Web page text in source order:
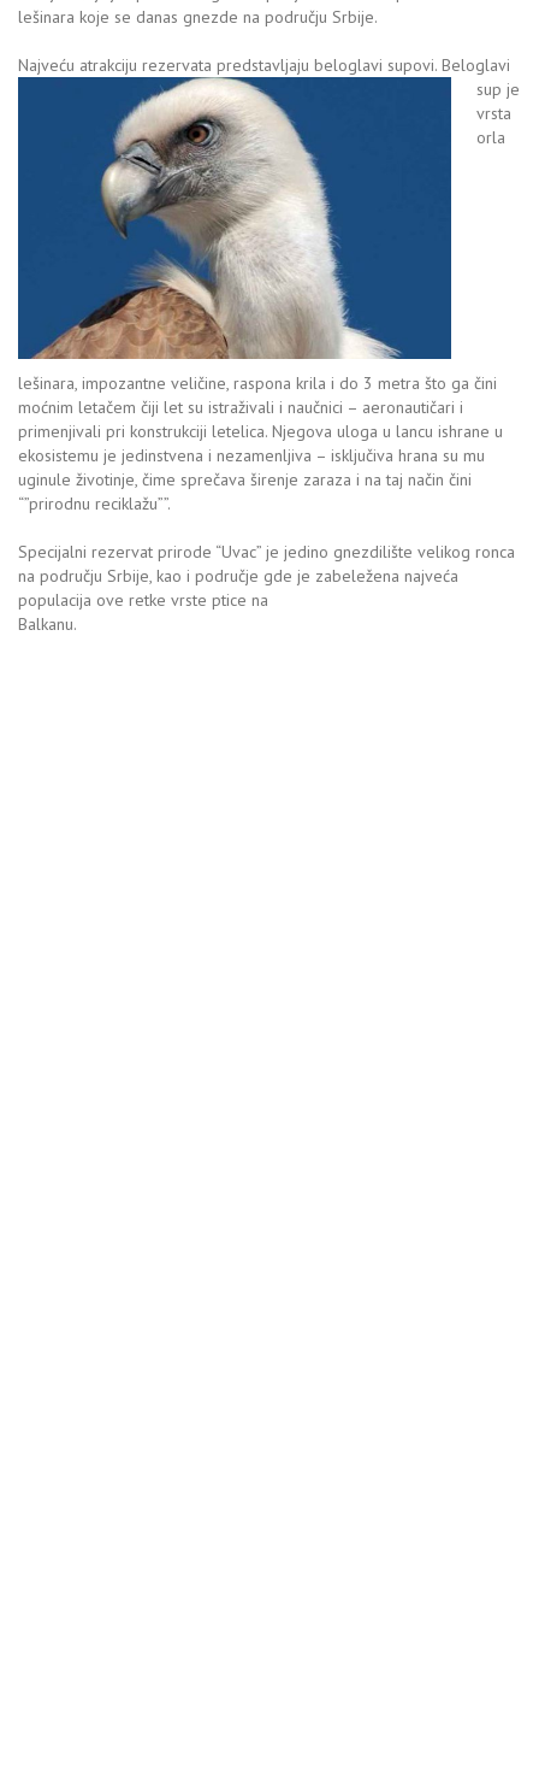
lešinara koje se danas gnezde na području Srbije.
Najveću atrakciju rezervata predstavljaju beloglavi supovi. Beloglavi
sup je
vrsta
orla
lešinara, impozantne veličine, raspona krila i do 3 metra što ga čini
moćnim letačem čiji let su istraživali i naučnici – aeronautičari i
primenjivali pri konstrukciji letelica. Njegova uloga u lancu ishrane u
ekosistemu je jedinstvena i nezamenljiva – isključiva hrana su mu
uginule životinje, čime sprečava širenje zaraza i na taj način čini
“”prirodnu reciklažu””.
Specijalni rezervat prirode “Uvac” je jedino gnezdilište velikog ronca
na području Srbije, kao i područje gde je zabeležena najveća
populacija ove retke vrste ptice na
Balkanu.